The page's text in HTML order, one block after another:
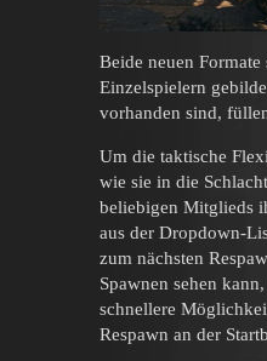
Beide neuen
Einzelspielern
vorhanden sind,
Um die taktische
wie sie in die
beliebigen Mitglieds
aus der Dropdown-
zum nächsten
Spawnen sehen
schnellere
Respawn an der